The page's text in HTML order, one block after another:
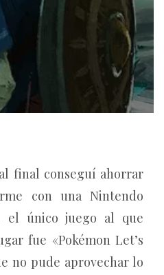
final conseguí ahorrar
con una Nintendo
el único juego al que
fue «Pokémon Let’s
no pude aprovechar lo